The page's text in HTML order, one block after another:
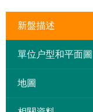
新盤描述
單位户型和平面圖
地圖